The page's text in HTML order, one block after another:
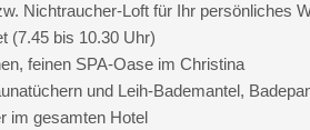
Nichtraucher-Loft für Ihr persönliches
(7.45 bis 10.30 Uhr)
feinen SPA-Oase im Christina
und Leih-Bademantel,
im gesamten Hotel